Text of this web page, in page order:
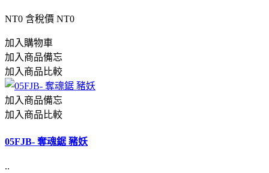
NT0 含稅價 NT0
加入購物車
加入商品備忘
加入商品比較
加入商品備忘
加入商品比較
05FJB- 奪魂鋸 豬妖
..